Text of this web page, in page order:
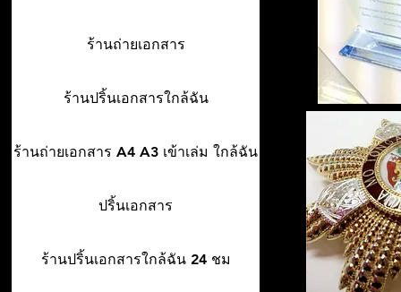
ร้านถ่ายเอกสาร
ร้านปริ้นเอกสารใกล้ฉัน
ร้านถ่ายเอกสาร A4 A3 เข้าเล่ม ใกล้ฉัน
ปริ้นเอกสาร
ร้านปริ้นเอกสารใกล้ฉัน 24 ชม